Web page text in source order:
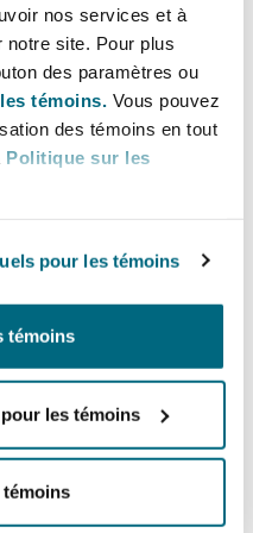
nos services et à
site. Pour plus
des paramètres ou
témoins. Vous pouvez
des témoins en tout
Politique sur les
pour les témoins
témoins
les témoins
témoins
réparation et
aérien commercial
et espace
d’assurance
du fabricant